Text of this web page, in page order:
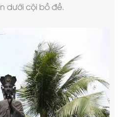
dưới cội bồ đề.